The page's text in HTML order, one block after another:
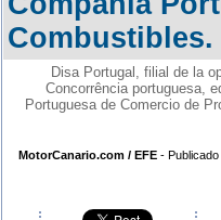
Combustibles.
Disa Portugal, filial de la
Concorrência portuguesa,
Portuguesa de Comercio de
MotorCanario.com / EFE -